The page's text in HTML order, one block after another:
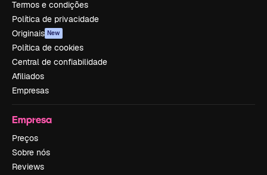
Termos e condições
Política de privacidade
Originais New
Política de cookies
Central de confiabilidade
Afiliados
Empresas
Empresa
Preços
Sobre nós
Reviews